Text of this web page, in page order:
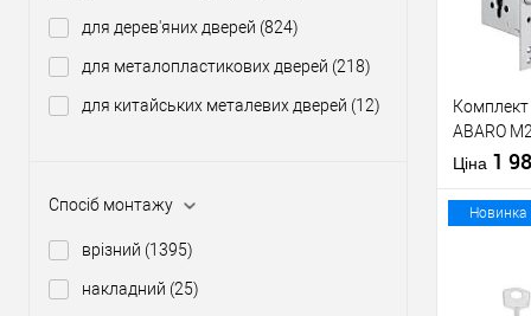
для дерев'яних дверей (824)
для металопластикових дверей (218)
для китайських металевих дверей (12)
Спосіб монтажу
врізний (1395)
накладний (25)
Матеріал
Країна
Міжосьова
Комплект
ABARO
Ціна 1
Новинка